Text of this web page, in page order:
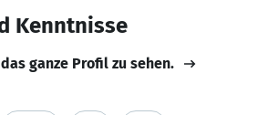
Kenntnisse
ganze Profil zu sehen.